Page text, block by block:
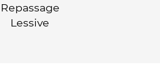
Repassage
Lessive